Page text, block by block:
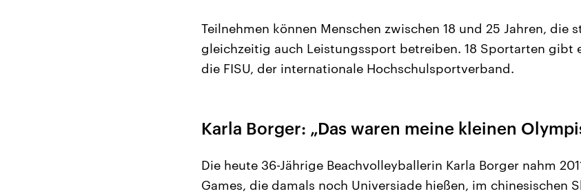
Teilnehmen können Menschen zwischen 18 und 25 Jahren, die
gleichzeitig auch Leistungssport betreiben. 18 Sportarten gibt
die FISU, der internationale Hochschulsportverband.
Karla Borger: „Das waren meine kleinen
Die heute 36-Jährige Beachvolleyballerin Karla Borger nahm
Games, die damals noch Universiade hießen, im chinesischen